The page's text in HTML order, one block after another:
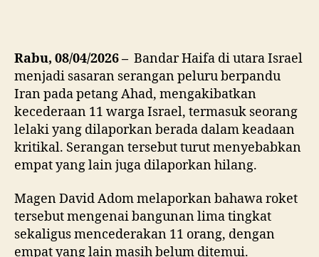
Rabu, 08/04/2026 – Bandar Haifa di utara Israel
menjadi sasaran serangan peluru berpandu
Iran pada petang Ahad, mengakibatkan
kecederaan 11 warga Israel, termasuk seorang
lelaki yang dilaporkan berada dalam keadaan
kritikal. Serangan tersebut turut menyebabkan
empat yang lain juga dilaporkan hilang.
Magen David Adom melaporkan bahawa roket
tersebut mengenai bangunan lima tingkat
sekaligus mencederakan 11 orang, dengan
empat yang lain masih belum ditemui.